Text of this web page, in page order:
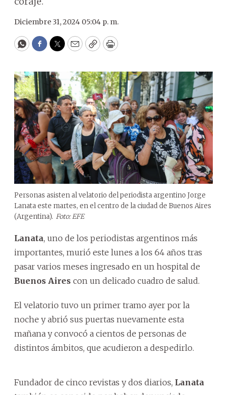
Diciembre 31, 2024 05:04 p. m.
WhatsApp
Facebook
Twitter
EmailCopyPrint
Personas asisten al velatorio del periodista argentino Jorge
Lanata este martes, en el centro de la ciudad de Buenos Aires
(Argentina). Foto: EFE
Lanata, uno de los periodistas argentinos más
importantes, murió este lunes a los 64 años tras
pasar varios meses ingresado en un hospital de
Buenos Aires con un delicado cuadro de salud.
El velatorio tuvo un primer tramo ayer por la
noche y abrió sus puertas nuevamente esta
mañana y convocó a cientos de personas de
distintos ámbitos, que acudieron a despedirlo.
Fundador de cinco revistas y dos diarios, Lanata